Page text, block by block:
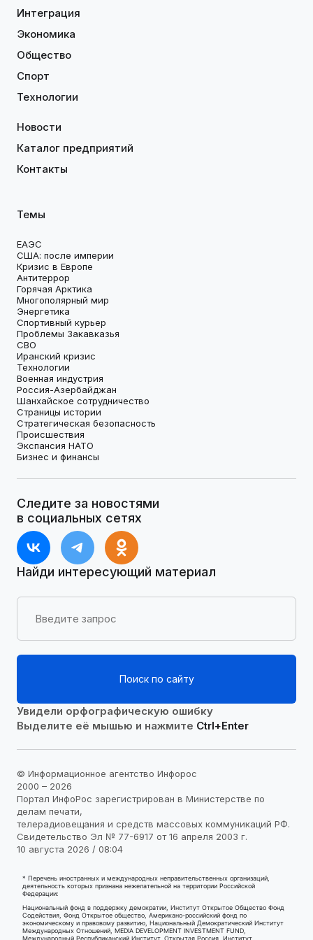
Интеграция
Экономика
Общество
Спорт
Технологии
Новости
Каталог предприятий
Контакты
Темы
ЕАЭС
США: после империи
Кризис в Европе
Антитеррор
Горячая Арктика
Многополярный мир
Энергетика
Спортивный курьер
Проблемы Закавказья
СВО
Иранский кризис
Технологии
Военная индустрия
Россия-Азербайджан
Шанхайское сотрудничество
Страницы истории
Стратегическая безопасность
Происшествия
Экспансия НАТО
Бизнес и финансы
Следите за новостями
в социальных сетях
Найди интересующий материал
Поиск по сайту
Увидели орфографическую ошибку
Выделите её мышью и нажмите Ctrl+Enter
© Информационное агентство Инфорос
2000 – 2026
Портал ИнфоРос зарегистрирован в Министерстве по
делам печати,
телерадиовещания и средств массовых коммуникаций РФ.
Свидетельство Эл № 77-6917 от 16 апреля 2003 г.
10 августа 2026 / 08:04